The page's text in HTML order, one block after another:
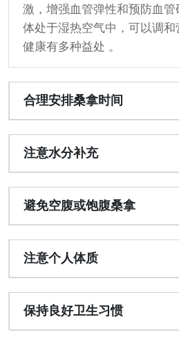
激，增强血管弹性和预防血
体处于湿热空气中，可以调
健康有多种益处 。
合理安排桑拿时间
注意水分补充
避免空腹或饱腹桑拿
注意个人体质
保持良好卫生习惯